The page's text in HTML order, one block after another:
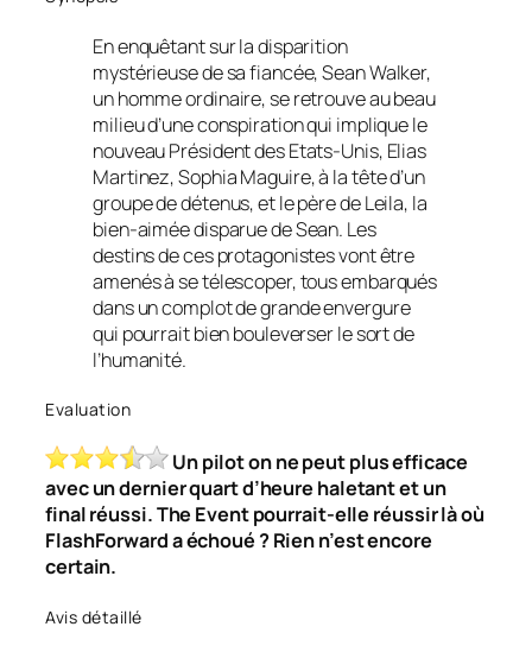
En enquêtant sur la disparition
mystérieuse de sa fiancée, Sean Walker,
un homme ordinaire, se retrouve au beau
milieu d’une conspiration qui implique le
nouveau Président des Etats-Unis, Elias
Martinez, Sophia Maguire, à la tête d’un
groupe de détenus, et le père de Leila, la
bien-aimée disparue de Sean. Les
destins de ces protagonistes vont être
amenés à se télescoper, tous embarqués
dans un complot de grande envergure
qui pourrait bien bouleverser le sort de
l’humanité.
Evaluation
Unpiloton ne peut plus efficace
avec un dernier quart d’heure haletant et un
final réussi. The Event pourrait-elle réussir là où
FlashForward a échoué ? Rien n’est encore
certain.
Avis détaillé